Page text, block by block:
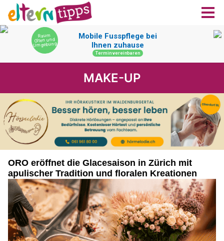
MAKE-UP
ORO eröffnet die Glacesaison in Zürich mit
apulischer Tradition und floralen Kreationen